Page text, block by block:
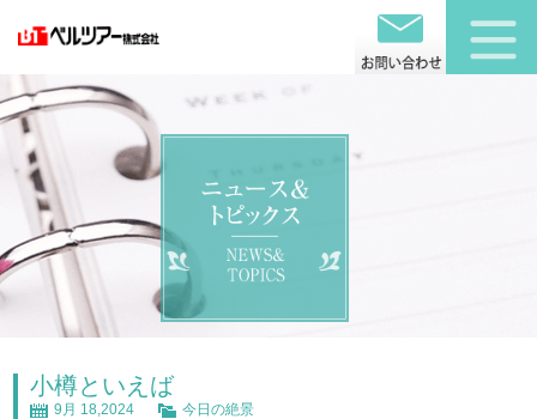
小樽といえば
9月 18,2024 今日の絶景